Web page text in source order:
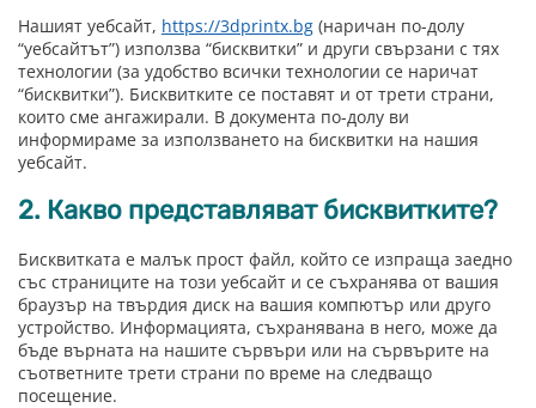
За отливки
Гъвкава смола
Resin Neon
ASA
PA
PP
PC
REFILL
Други
Крепежни елементи
Електронни компоненти
Драйвери
Инструменти
Легло за 3D принтер
FEP филми
Нашият уебсайт, https://3dprintx.bg (наричан по-долу
“уебсайтът”) използва “бисквитки” и други свързани с тях
технологии (за удобство всички технологии се наричат
“бисквитки”). Бисквитките се поставят и от трети страни,
които сме ангажирали. В документа по-долу ви
информираме за използването на бисквитки на нашия
уебсайт.
2. Какво представляват бисквитките?
Бисквитката е малък прост файл, който се изпраща заедно
със страниците на този уебсайт и се съхранява от вашия
браузър на твърдия диск на вашия компютър или друго
устройство. Информацията, съхранявана в него, може да
бъде върната на нашите сървъри или на сървърите на
съответните трети страни по време на следващо
посещение.